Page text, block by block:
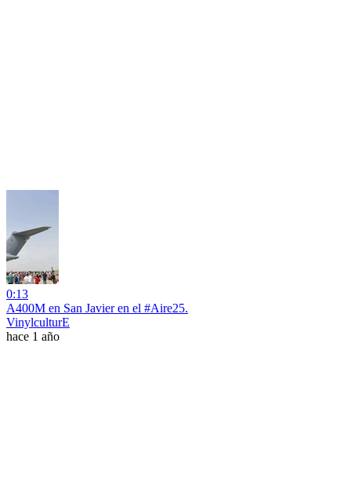
0:13
A400M en San Javier en el #Aire25.
VinylculturE
hace 1 año